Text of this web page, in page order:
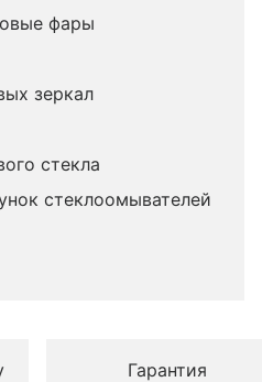
фары
зеркал
стекла
стеклоомывателей
Гарантия